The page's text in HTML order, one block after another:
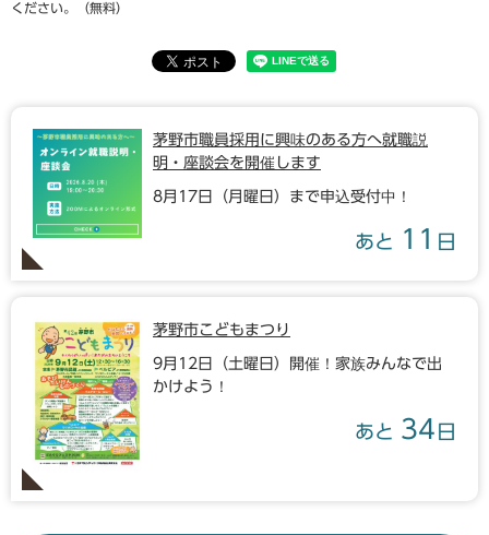
ください。（無料）
茅野市職員採用に興味のある方へ就職説
明・座談会を開催します
8月17日（月曜日）まで申込受付中！
あと 11 日
茅野市こどもまつり
9月12日（土曜日）開催！家族みんなで出
かけよう！
あと 34 日